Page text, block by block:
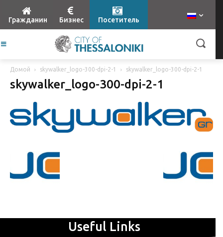
Гражданин Бизнес Посетитель
Домой skywalker_logo-300-dpi-2-1 skywalker_logo-300-dpi-2-1
skywalker_logo-300-dpi-2-1
Useful Links